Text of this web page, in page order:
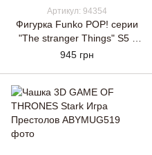
Артикул: 94354
Фигурка Funko POP! серии
"The stranger Things" S5 -
Стив с копьем
945 грн